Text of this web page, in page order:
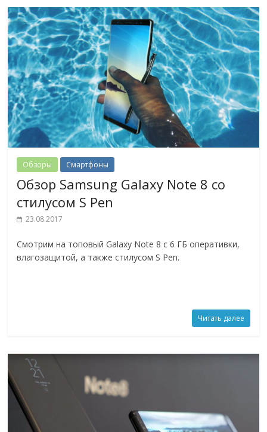
Обзоры Смартфоны
Обзор Samsung Galaxy Note 8 со
стилусом S Pen
23.08.2017
Смотрим на топовый Galaxy Note 8 с 6 ГБ оперативки,
влагозащитой, а также стилусом S Pen.
Читать далее